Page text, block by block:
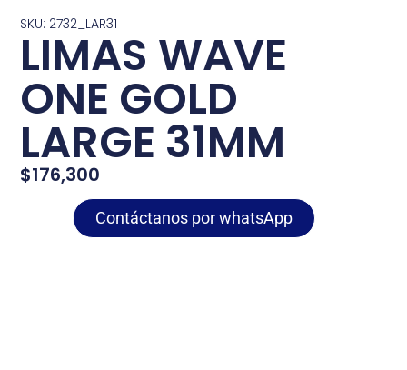
SKU: 2732_LAR31
LIMAS WAVE
ONE GOLD
LARGE 31MM
$176,300
Contáctanos por whatsApp